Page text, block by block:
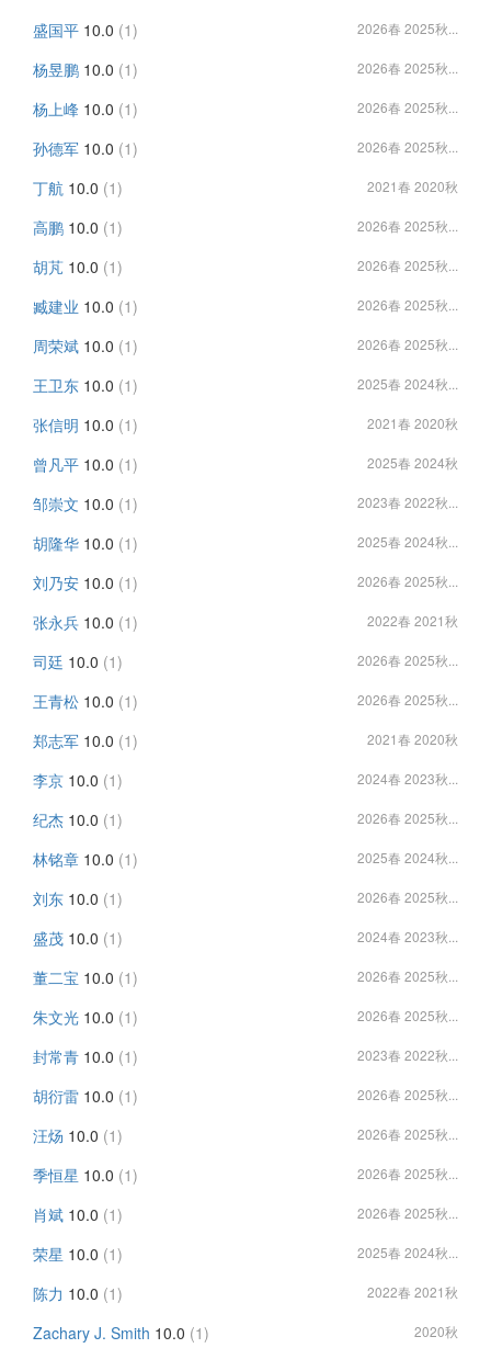
盛国平 10.0 (1) 2026春 2025秋...
杨昱鹏 10.0 (1) 2026春 2025秋...
杨上峰 10.0 (1) 2026春 2025秋...
孙德军 10.0 (1) 2026春 2025秋...
丁航 10.0 (1) 2021春 2020秋
高鹏 10.0 (1) 2026春 2025秋...
胡芃 10.0 (1) 2026春 2025秋...
臧建业 10.0 (1) 2026春 2025秋...
周荣斌 10.0 (1) 2026春 2025秋...
王卫东 10.0 (1) 2025春 2024秋...
张信明 10.0 (1) 2021春 2020秋
曾凡平 10.0 (1) 2025春 2024秋
邹崇文 10.0 (1) 2023春 2022秋...
胡隆华 10.0 (1) 2025春 2024秋...
刘乃安 10.0 (1) 2026春 2025秋...
张永兵 10.0 (1) 2022春 2021秋
司廷 10.0 (1) 2026春 2025秋...
王青松 10.0 (1) 2026春 2025秋...
郑志军 10.0 (1) 2021春 2020秋
李京 10.0 (1) 2024春 2023秋...
纪杰 10.0 (1) 2026春 2025秋...
林铭章 10.0 (1) 2025春 2024秋...
刘东 10.0 (1) 2026春 2025秋...
盛茂 10.0 (1) 2024春 2023秋...
董二宝 10.0 (1) 2026春 2025秋...
朱文光 10.0 (1) 2026春 2025秋...
封常青 10.0 (1) 2023春 2022秋...
胡衍雷 10.0 (1) 2026春 2025秋...
汪炀 10.0 (1) 2026春 2025秋...
季恒星 10.0 (1) 2026春 2025秋...
肖斌 10.0 (1) 2026春 2025秋...
荣星 10.0 (1) 2025春 2024秋...
陈力 10.0 (1) 2022春 2021秋
Zachary J. Smith 10.0 (1) 2020秋